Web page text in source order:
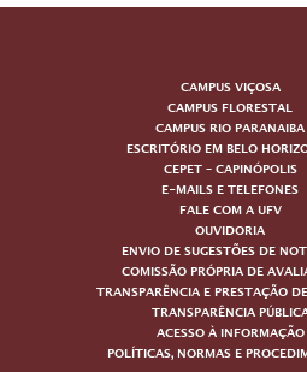
CAMPUS VIÇOSA
CAMPUS FLORESTAL
CAMPUS RIO PARANAIBA
ESCRITÓRIO EM BELO
CEPET – CAPINÓPOLIS
E-MAILS E TELEFONES
FALE COM A UFV
OUVIDORIA
ENVIO DE SUGESTÕES DE
COMISSÃO PRÓPRIA DE
TRANSPARÊNCIA E PRESTAÇÃO
TRANSPARÊNCIA
ACESSO À INFORMAÇÃO
POLÍTICAS, NORMAS E